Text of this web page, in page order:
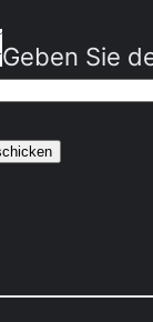
Geben Sie